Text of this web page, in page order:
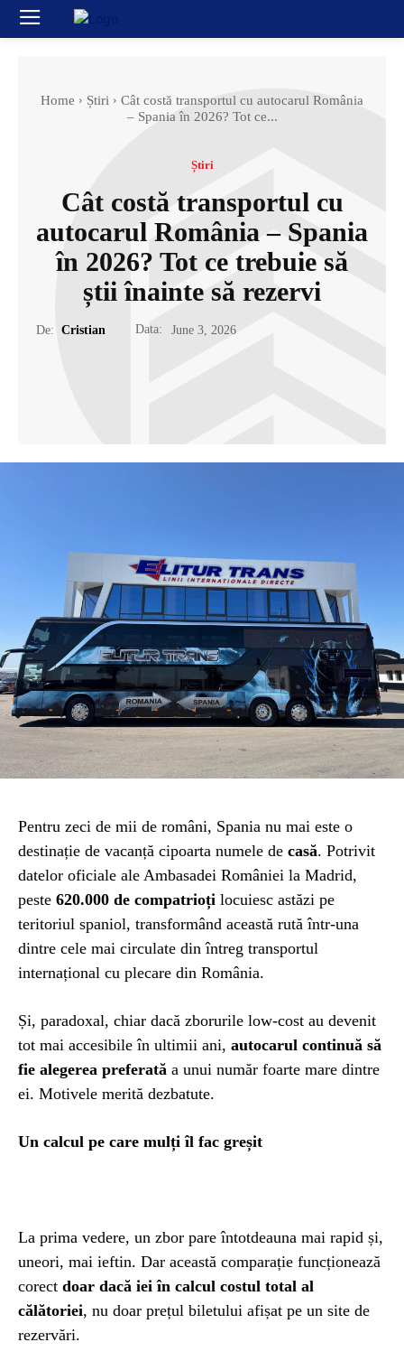
Home Știri
Cât costă transportul cu autocarul România
– Spania în 2026? Tot ce...
Știri
Cât costă transportul cu
autocarul România – Spania
în 2026? Tot ce trebuie să
știi înainte să rezervi
De: Cristian Data: June 3, 2026
Pentru zeci de mii de români, Spania nu mai este o
destinație de vacanță cipoarta numele de casă. Potrivit
datelor oficiale ale Ambasadei României la Madrid,
peste 620.000 de compatrioți locuiesc astăzi pe
teritoriul spaniol, transformând această rută într-una
dintre cele mai circulate din întreg transportul
internațional cu plecare din România.
Și, paradoxal, chiar dacă zborurile low-cost au devenit
tot mai accesibile în ultimii ani, autocarul continuă să
fie alegerea preferată a unui număr foarte mare dintre
ei. Motivele merită dezbatute.
Un calcul pe care mulți îl fac greșit
La prima vedere, un zbor pare întotdeauna mai rapid și,
uneori, mai ieftin. Dar această comparație funcționează
corect doar dacă iei în calcul costul total al
călătoriei, nu doar prețul biletului afișat pe un site de
rezervări.